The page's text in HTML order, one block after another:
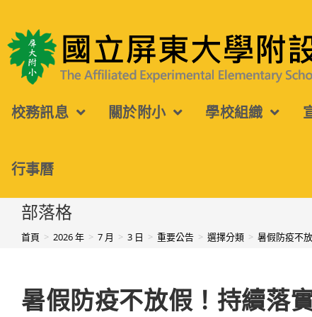
轉
至
要
容
國立屏東大學附設實驗國民小學
校務訊息 關於附小 學校組織
行事曆
部落格
首頁 > 2026 年 > 7 月 > 3 日 > 重要公告 > 選擇分類 > 暑假防疫不
暑假防疫不放假！持續落